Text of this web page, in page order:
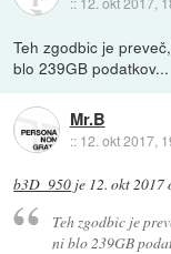
Teh zgodbic je
blo 239GB podatkov...
Mr.B
:: 12. okt 2017,
b3D_950 je 12. okt 2017
Teh zgodbic je
ni blo 239GB